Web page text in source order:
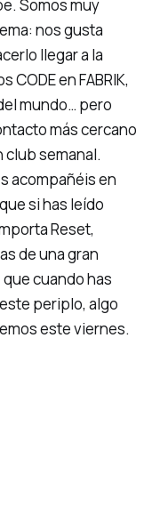
Somos muy
nos gusta
llegar a la
en FABRIK,
mundo… pero
más cercano
club semanal.
acompañéis en
si has leído
Reset,
de una gran
cuando has
periplo, algo
este viernes.